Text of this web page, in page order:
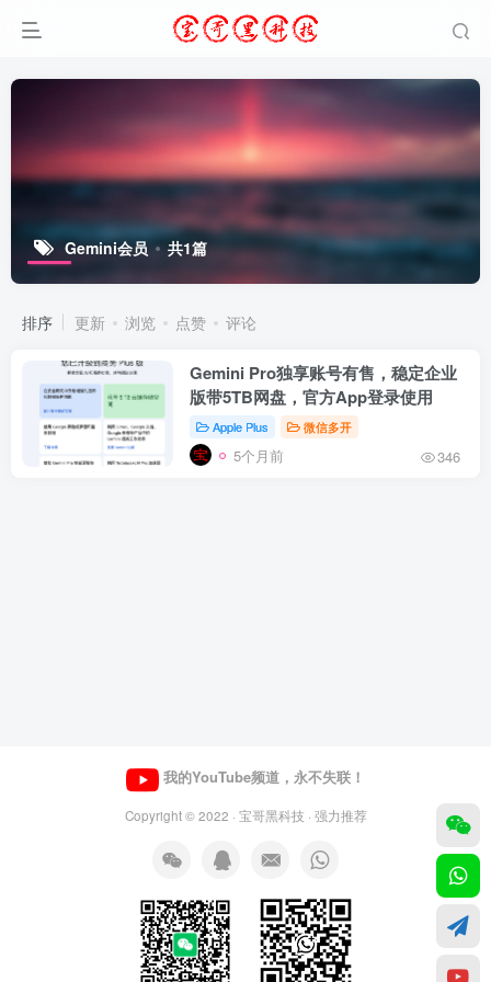
Gemini会员 共1篇
排序 更新 浏览 点赞 评论
Gemini Pro独享账号有售，稳定企业
版带5TB网盘，官方App登录使用
Apple Plus 微信多开
5个月前 346
我的YouTube频道，永不失联！
Copyright © 2022 · 宝哥黑科技 · 强力推荐